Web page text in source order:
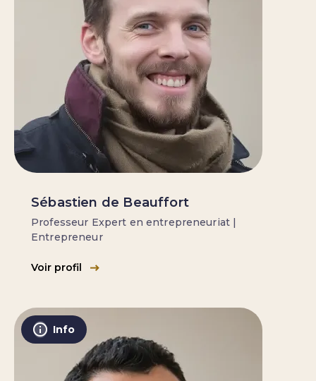
Sébastien de Beauffort
Professeur Expert en entrepreneuriat |
Entrepreneur
Voir profil
Info